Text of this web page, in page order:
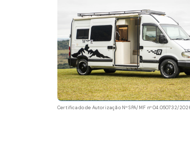
Certificado de Autorização Nº SPA/MF nº 04.050732/